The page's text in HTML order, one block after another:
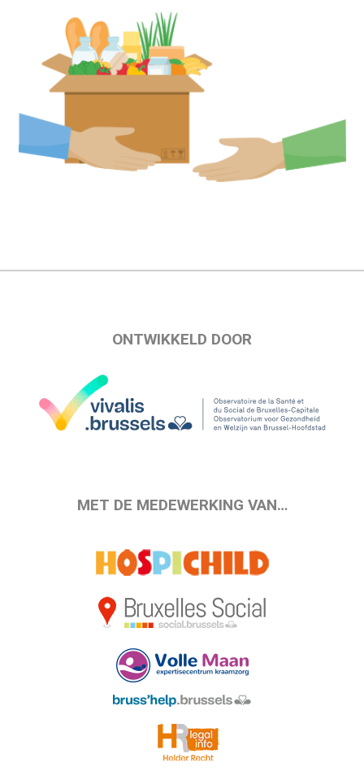
ONTWIKKELD DOOR
MET DE MEDEWERKING VAN…